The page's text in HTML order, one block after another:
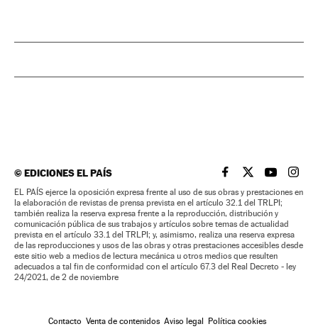
©EDICIONES EL PAÍS EL PAÍS BRASIL EN
EL PAÍSEL PAÍS
EL
EL PAÍS ejerce la oposición expresa frente al uso de sus obras y prestaciones en
la elaboración de revistas de prensa prevista en el artículo 32.1 del TRLPI;
también realiza la reserva expresa frente a la reproducción, distribución y
comunicación pública de sus trabajos y artículos sobre temas de actualidad
prevista en el artículo 33.1 del TRLPI; y, asimismo, realiza una reserva expresa
de las reproducciones y usos de las obras y otras prestaciones accesibles desde
este sitio web a medios de lectura mecánica u otros medios que resulten
adecuados a tal fin de conformidad con el artículo 67.3 del Real Decreto - ley
24/2021, de 2 de noviembre
Contacto Venta de contenidos Aviso legal Política cookies